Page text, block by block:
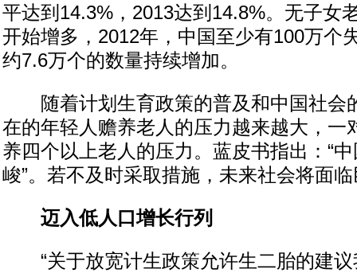
平达到14.3%，2013达到14.8%。无子女
开始增多，2012年，中国至少有100万个
约7.6万个的数量持续增加。
随着计划生育政策的普及和中国社会
在的年轻人赡养老人的压力越来越大，一
养四个以上老人的压力。蓝皮书指出：“
峻”。若不及时采取措施，未来社会将面
迈入低人口增长行列
“关于放宽计生政策允许生二胎的建议